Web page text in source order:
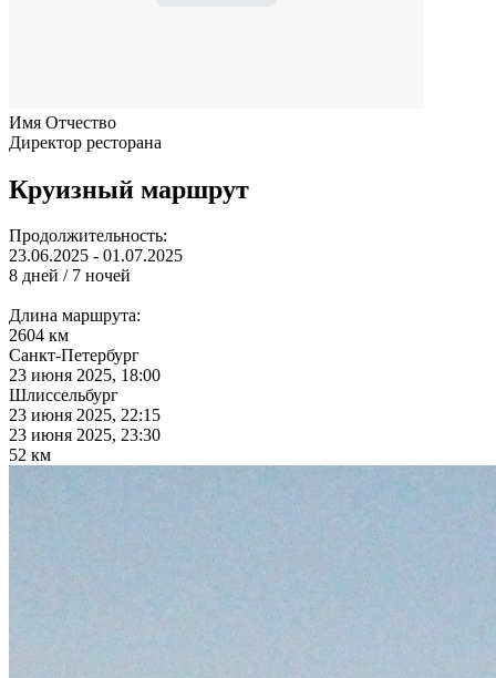
Имя Отчество
Директор ресторана
Круизный маршрут
Продолжительность:
23.06.2025 - 01.07.2025
8 дней / 7 ночей
Длина маршрута:
2604 км
Санкт-Петербург
23 июня 2025, 18:00
Шлиссельбург
23 июня 2025, 22:15
23 июня 2025, 23:30
52 км